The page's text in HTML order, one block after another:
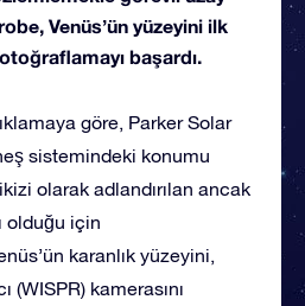
Venüs’ün yüzeyini ilk
başardı.
göre, Parker Solar
sistemindeki konumu
olarak adlandırılan ancak
olduğu için
karanlık yüzeyini,
(WISPR) kamerasını